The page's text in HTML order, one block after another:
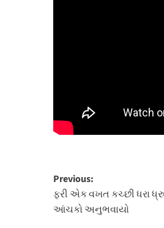
Post
navigation
Previous:
ફરી એક વખત કચ્છી ધરા
આંચકો અનુભવાયો